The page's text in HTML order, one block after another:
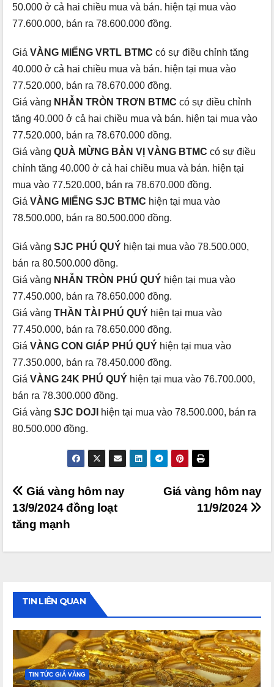
50.000 ở cả hai chiều mua và bán. hiện tại mua vào
77.600.000, bán ra 78.600.000 đồng.
Giá VÀNG MIẾNG VRTL BTMC có sự điều chỉnh tăng
40.000 ở cả hai chiều mua và bán. hiện tại mua vào
77.520.000, bán ra 78.670.000 đồng.
Giá vàng NHẪN TRÒN TRƠN BTMC có sự điều chỉnh
tăng 40.000 ở cả hai chiều mua và bán. hiện tại mua vào
77.520.000, bán ra 78.670.000 đồng.
Giá vàng QUÀ MỪNG BẢN VỊ VÀNG BTMC có sự điều
chỉnh tăng 40.000 ở cả hai chiều mua và bán. hiện tại
mua vào 77.520.000, bán ra 78.670.000 đồng.
Giá VÀNG MIẾNG SJC BTMC hiện tại mua vào
78.500.000, bán ra 80.500.000 đồng.
Giá vàng SJC PHÚ QUÝ hiện tại mua vào 78.500.000,
bán ra 80.500.000 đồng.
Giá vàng NHẪN TRÒN PHÚ QUÝ hiện tại mua vào
77.450.000, bán ra 78.650.000 đồng.
Giá vàng THẦN TÀI PHÚ QUÝ hiện tại mua vào
77.450.000, bán ra 78.650.000 đồng.
Giá VÀNG CON GIÁP PHÚ QUÝ hiện tại mua vào
77.350.000, bán ra 78.450.000 đồng.
Giá VÀNG 24K PHÚ QUÝ hiện tại mua vào 76.700.000,
bán ra 78.300.000 đồng.
Giá vàng SJC DOJI
hiện tại mua vào 78.500.000, bán ra
80.500.000 đồng.
Điều
hướng
bài
viết
Giá vàng hôm nay
11/9/2024
Giá vàng hôm nay
13/9/2024 đồng loạt
tăng mạnh
TIN LIÊN QUAN
TIN TỨC GIÁ VÀNG